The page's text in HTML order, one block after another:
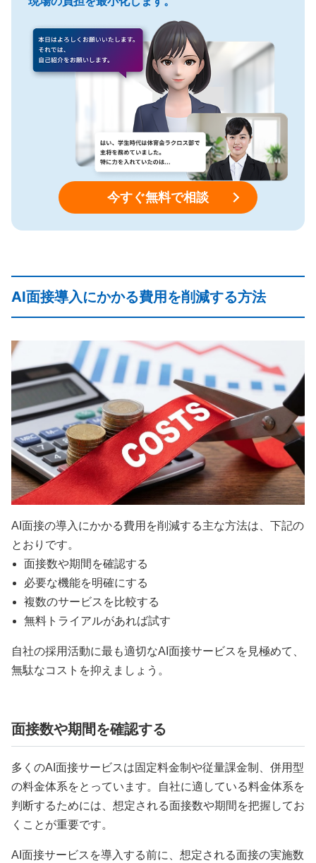
今すぐ無料で相談
AI面接導入にかかる費用を削減する方法
AI面接の導入にかかる費用を削減する主な方法は、下記の
とおりです。
面接数や期間を確認する
必要な機能を明確にする
複数のサービスを比較する
無料トライアルがあれば試す
自社の採用活動に最も適切なAI面接サービスを見極めて、
無駄なコストを抑えましょう。
面接数や期間を確認する
多くのAI面接サービスは固定料金制や従量課金制、併用型
の料金体系をとっています。自社に適している料金体系を
判断するためには、想定される面接数や期間を把握してお
くことが重要です。
AI面接サービスを導入する前に、想定される面接の実施数